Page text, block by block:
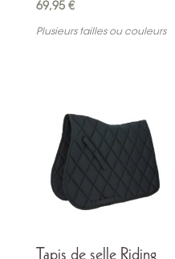
69,95 €
Plusieurs tailles ou couleurs